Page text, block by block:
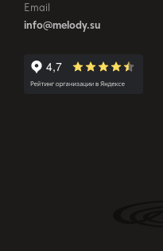
Email
info@melody.su